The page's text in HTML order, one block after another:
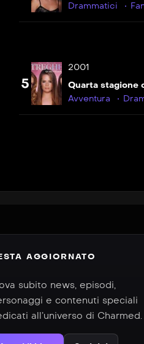
incantato
S07E16
L&#8217;amore
pandora
VIP
demone
VIP
S07E20
L&#8217;amico
Drammatici
5
2001
Quarta stagione
Avventura
AGGIORNATO
subito news, episodi,
e contenuti speciali
all’universo di Charmed.